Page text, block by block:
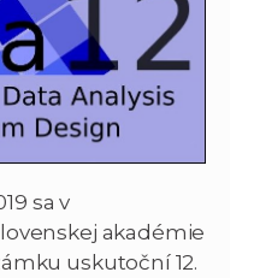
sa v
akadémie
uskutoční 12.